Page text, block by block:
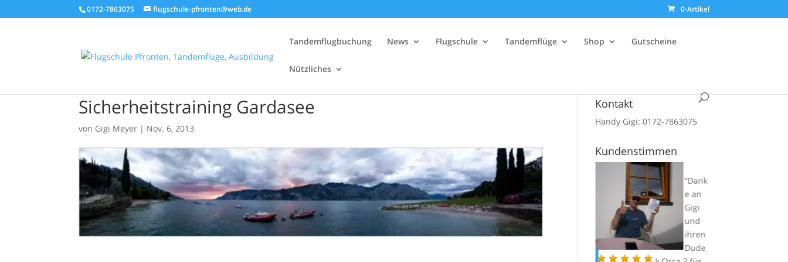
0172-7863075 flugschule-pfronten@web.de 0-Artikel
Tandemflugbuchung News Flugschule Tandemflüge Shop Gutscheine
Nützliches
Sicherheitstraining Gardasee
von Gigi Meyer | Nov. 6, 2013
Kontakt
Handy Gigi: 0172-7863075
Kundenstimmen
Dank
e an
Gigi
und
ihren
Dude